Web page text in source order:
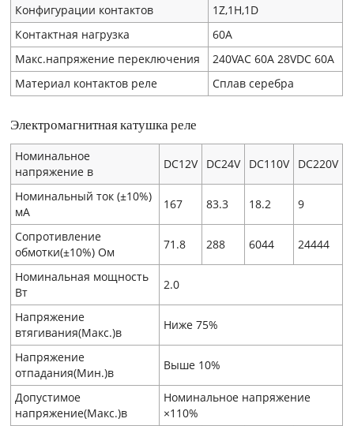
Конфигурации контактов
1Z,1H,1D
Контактная нагрузка
60A
Макс.напряжение переключения
240VAC 60A 28VDC 60A
Материал контактов реле
Сплав серебра
Электромагнитная катушка реле
Номинальное
напряжение в
DC12V DC24V DC110V DC220V
Номинальный ток (±10%)
мA
167 83.3 18.2 9
Сопротивление
обмотки(±10%) Ом
71.8 288 6044 24444
Номинальная мощность
Вт
2.0
Напряжение
втягивания(Макс.)в
Ниже 75%
Напряжение
отпадания(Мин.)в
Выше 10%
Допустимое
напряжение(Макс.)в
Номинальное напряжение
×110%